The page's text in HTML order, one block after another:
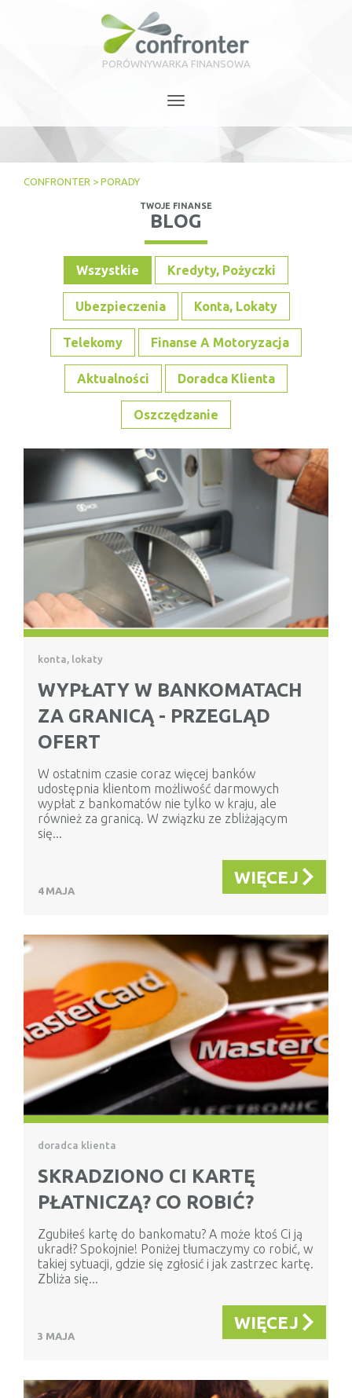
PORÓWNYWARKA FINANSOWA
navigation
CONFRONTER > PORADY
TWOJE FINANSE
BLOG
Wszystkie Kredyty, Pożyczki
Ubezpieczenia Konta, Lokaty
Telekomy Finanse A Motoryzacja
Aktualności Doradca Klienta
Oszczędzanie
konta, lokaty
WYPŁATY W BANKOMATACH
ZA GRANICĄ - PRZEGLĄD
OFERT
W ostatnim czasie coraz więcej banków
udostępnia klientom możliwość darmowych
wypłat z bankomatów nie tylko w kraju, ale
również za granicą. W związku ze zbliżającym
się...
4 MAJA
WIĘCEJ
doradca klienta
SKRADZIONO CI KARTĘ
PŁATNICZĄ? CO ROBIĆ?
Zgubiłeś kartę do bankomatu? A może ktoś Ci ją
ukradł? Spokojnie! Poniżej tłumaczymy co robić, w
takiej sytuacji, gdzie się zgłosić i jak zastrzec kartę.
Zbliża się...
3 MAJA
WIĘCEJ